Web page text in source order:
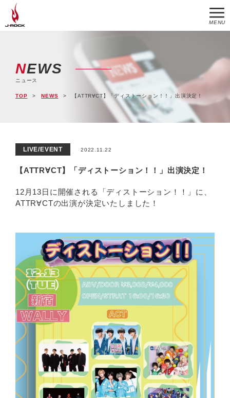
MENU
NEWS
ニュース
TOP NEWS 【ATTR∀CT】「ディストーション！！」出演決定！
LIVE/EVENT 2022.11.22
【ATTR∀CT】「ディストーション！！」出演決定！
12月13日に開催される「ディストーション！！」に、
ATTR∀CTの出演が決定いたしました！